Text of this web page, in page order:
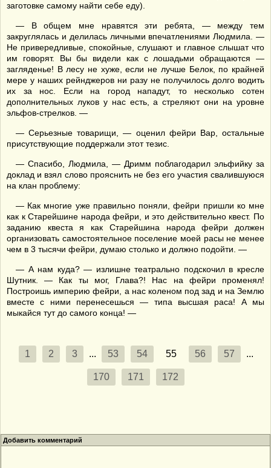
заготовке самому найти себе еду).
— В общем мне нравятся эти ребята, — между тем
закруглялась и делилась личными впечатлениями Людмила. —
Не привередливые, спокойные, слушают и главное слышат что
им говорят. Вы бы видели как с лошадьми обращаются —
загляденье! В лесу не хуже, если не лучше Белок, по крайней
мере у наших рейнджеров ни разу не получилось долго водить
их за нос. Если на город нападут, то несколько сотен
дополнительных луков у нас есть, а стреляют они на уровне
эльфов-стрелков. —
— Серьезные товарищи, — оценил фейри Вар, остальные
присутствующие поддержали этот тезис.
— Спасибо, Людмила, — Дримм поблагодарил эльфийку за
доклад и взял слово прояснить не без его участия свалившуюся
на клан проблему:
— Как многие уже правильно поняли, фейри пришли ко мне
как к Старейшине народа фейри, и это действительно квест. По
заданию квеста я как Старейшина народа фейри должен
организовать самостоятельное поселение моей расы не менее
чем в 3 тысячи фейри, думаю столько и должно подойти. —
— А нам куда? — излишне театрально подскочил в кресле
Шутник. — Как ты мог, Глава?! Нас на фейри променял!
Построишь империю фейри, а нас коленом под зад и на Землю
вместе с ними перенесешься — типа высшая раса! А мы
мыкайся тут до самого конца! —
1 2 3 ... 53 54 55 56 57 ...
170 171 172
Добавить комментарий